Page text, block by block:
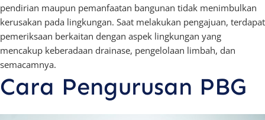
pendirian maupun pemanfaatan bangunan tidak menimbulkan
kerusakan pada lingkungan. Saat melakukan pengajuan, terdapat
pemeriksaan berkaitan dengan aspek lingkungan yang
mencakup keberadaan drainase, pengelolaan limbah, dan
semacamnya.
Cara Pengurusan PBG